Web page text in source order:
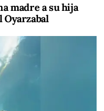
madre a su hija